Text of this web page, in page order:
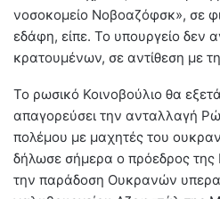
νοσοκομείο Νοβοαζόφσκ», σε
εδάφη, είπε. Το υπουργείο δεν
κρατουμένων, σε αντίθεση με
Το ρωσικό Κοινοβούλιο θα
απαγορεύσει την ανταλλαγή
πολέμου με μαχητές του
δήλωσε σήμερα ο πρόεδρος της
την παράδοση Ουκρανών